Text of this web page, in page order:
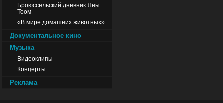
Броюссельский дневник Яны
Тоом
«В мире домашних животных»
Документальное кино
Музыка
Видеоклипы
Концерты
Реклама